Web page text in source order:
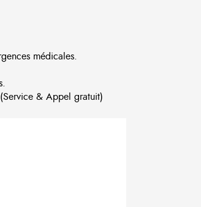
médicales.
& Appel gratuit)